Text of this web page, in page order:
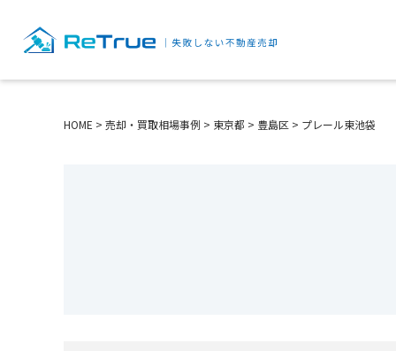
HOME > 売却・買取相場事例 > 東京都 > 豊島区 > プレール東池袋